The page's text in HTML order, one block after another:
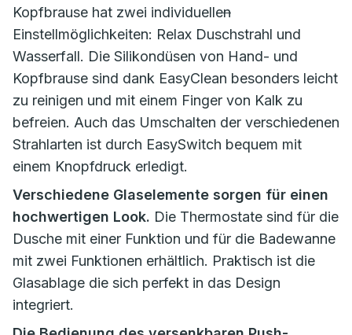
Kopfbrause hat zwei individuellen
Einstellmöglichkeiten: Relax Duschstrahl und
Wasserfall. Die Silikondüsen von Hand- und
Kopfbrause sind dank EasyClean besonders leicht
zu reinigen und mit einem Finger von Kalk zu
befreien. Auch das Umschalten der verschiedenen
Strahlarten ist durch EasySwitch bequem mit
einem Knopfdruck erledigt.
Verschiedene Glaselemente sorgen für einen
hochwertigen Look. Die Thermostate sind für die
Dusche mit einer Funktion und für die Badewanne
mit zwei Funktionen erhältlich. Praktisch ist die
Glasablage die sich perfekt in das Design
integriert.